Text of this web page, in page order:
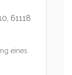
61118
eines